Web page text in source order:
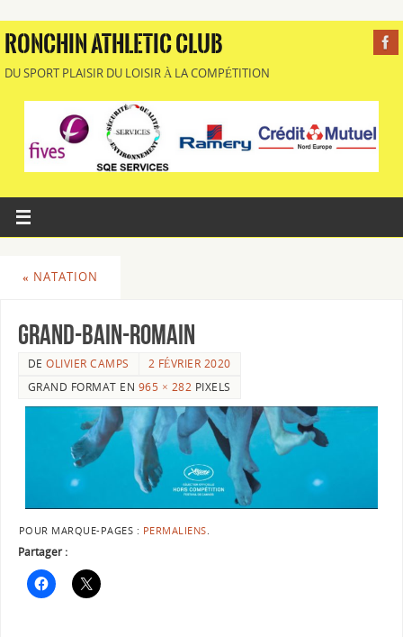
RONCHIN ATHLETIC CLUB
DU SPORT PLAISIR DU LOISIR À LA COMPÉTITION
« NATATION
GRAND-BAIN-ROMAIN
DEOLIVIER CAMPS
2 FÉVRIER 2020
GRAND FORMAT EN 965 × 282 PIXELS
POUR MARQUE-PAGES : PERMALIENS
Partager :